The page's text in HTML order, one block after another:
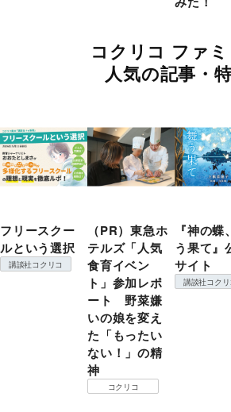
コクリコ ファ
人気の記事・
フリースクー
ルという選択
講談社コクリコ
（PR）東急ホ
テルズ「人気
食育イベン
ト」参加レポ
ート 野菜嫌
いの娘を変え
た「もったい
ない！」の精
神
コクリコ
『神の蝶
う果て』
サイト
講談社コクリ